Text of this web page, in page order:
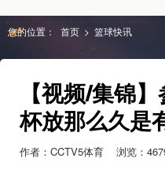
您的位置： 首页 > 篮球快讯
【视频/集锦
杯放那么久是
作者：CCTV5体育 浏览：